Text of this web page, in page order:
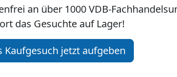
an über 1000 VDB-
das Gesuchte auf Lager!
Kaufgesuch jetzt aufgeben